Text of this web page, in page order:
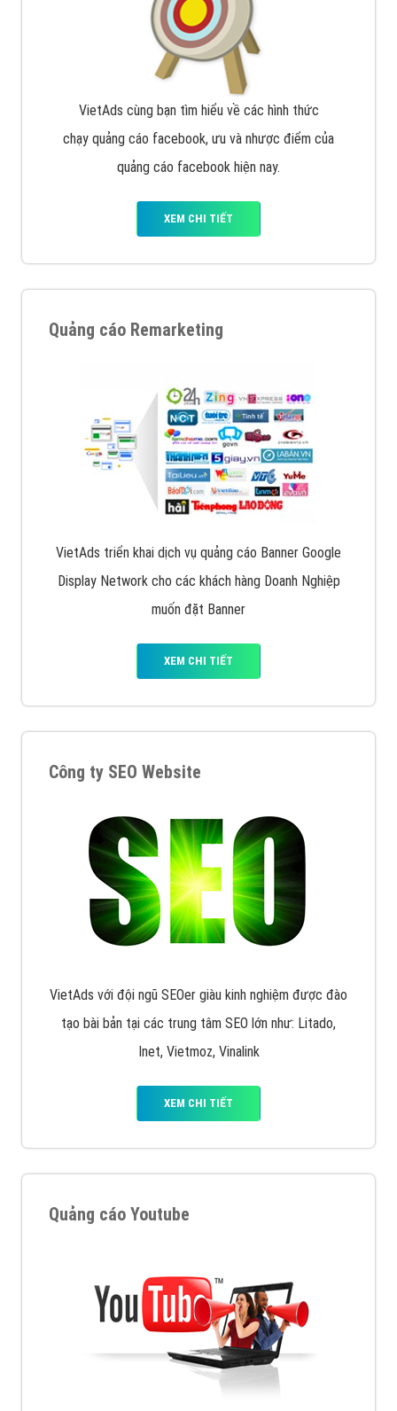
VietAds cùng bạn tìm hiểu về các hình thức
chạy quảng cáo facebook, ưu và nhược điểm của
quảng cáo facebook hiện nay.
XEM CHI TIẾT
Quảng cáo Remarketing
VietAds triển khai dịch vụ quảng cáo Banner Google
Display Network cho các khách hàng Doanh Nghiệp
muốn đặt Banner
XEM CHI TIẾT
Công ty SEO Website
VietAds với đội ngũ SEOer giàu kinh nghiệm được đào
tạo bài bản tại các trung tâm SEO lớn như: Litado,
Inet, Vietmoz, Vinalink
XEM CHI TIẾT
Quảng cáo Youtube